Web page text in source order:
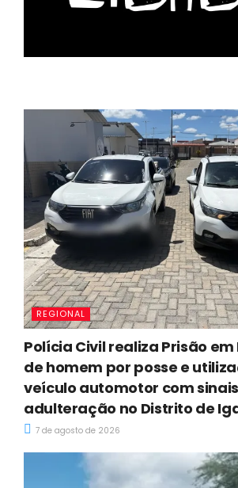
REGIONAL
Polícia Civil realiza Prisão
de homem por posse e
veículo automotor com
adulteração no Distrito de
7 de agosto de 2026